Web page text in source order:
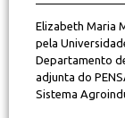
Elizabeth Maria
pela
Departamento
adjunta do
Sistema